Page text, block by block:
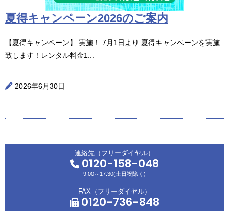
夏得キャンペーン2026のご案内
【夏得キャンペーン】 実施！ 7月1日より 夏得キャンペーンを実施
致します！レンタル料金1...
2026年6月30日
連絡先（フリーダイヤル）
0120-158-048
9:00～17:30(土日祝除く)
FAX（フリーダイヤル）
0120-736-848